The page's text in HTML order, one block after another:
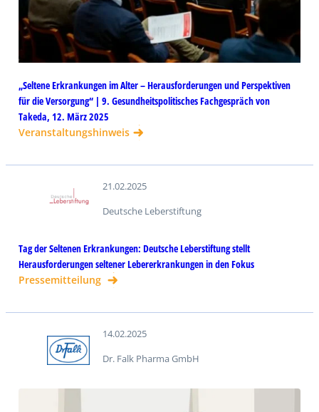
„Seltene Erkrankungen im Alter – Herausforderungen und Perspektiven
für die Versorgung“ | 9. Gesundheitspolitisches Fachgespräch von
Takeda, 12. März 2025
Veranstaltungshinweis
21.02.2025
Deutsche Leberstiftung
Tag der Seltenen Erkrankungen: Deutsche Leberstiftung stellt
Herausforderungen seltener Lebererkrankungen in den Fokus
Pressemitteilung
14.02.2025
Dr. Falk Pharma GmbH